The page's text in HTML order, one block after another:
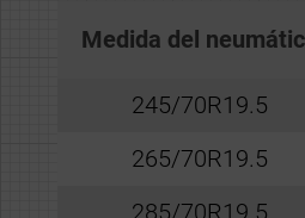
Medida del
245/70R19.5
265/70R19.5
285/70R19.5